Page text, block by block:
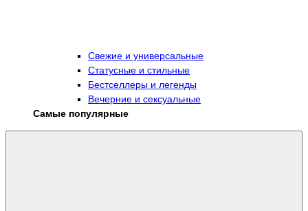
Свежие и универсальные
Статусные и стильные
Бестселлеры и легенды
Вечерние и сексуальные
Самые популярные